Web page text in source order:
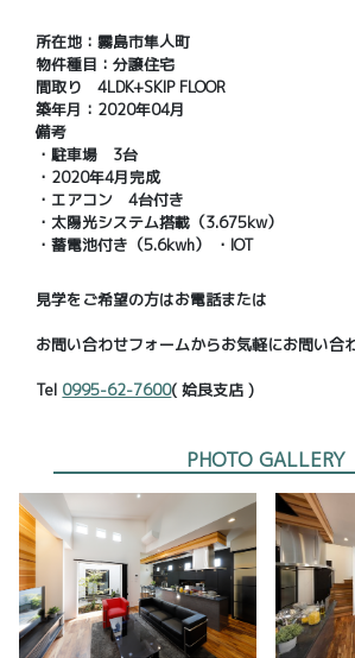
所在地：霧島市隼人町
物件種目：分譲住宅
間取り 4LDK+SKIP FLOOR
築年月：2020年04月
備考
・駐車場 3台
・2020年4月完成
・エアコン 4台付き
・太陽光システム搭載（3.675kw）
・蓄電池付き（5.6kwh） ・IOT
見学をご希望の方はお電話または
お問い合わせフォームからお気軽にお問い合
Tel 0995-62-7600( 姶良支店 )
PHOTO GALLERY